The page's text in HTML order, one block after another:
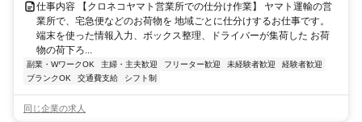
仕事内容 【クロネコヤマト営業所での仕分け作業】 ヤマト運輸の営
業所で、宅急便などのお荷物を 地域ごとに仕分けするお仕事です。
端末を使った情報入力、ボックス整理、ドライバーが集荷した お荷
物の荷下ろ...
副業・WワークOK 主婦・主夫歓迎 フリーター歓迎 未経験者歓迎
経験者歓迎
ブランクOK
交通費支給 シフト制
同じ企業の求人